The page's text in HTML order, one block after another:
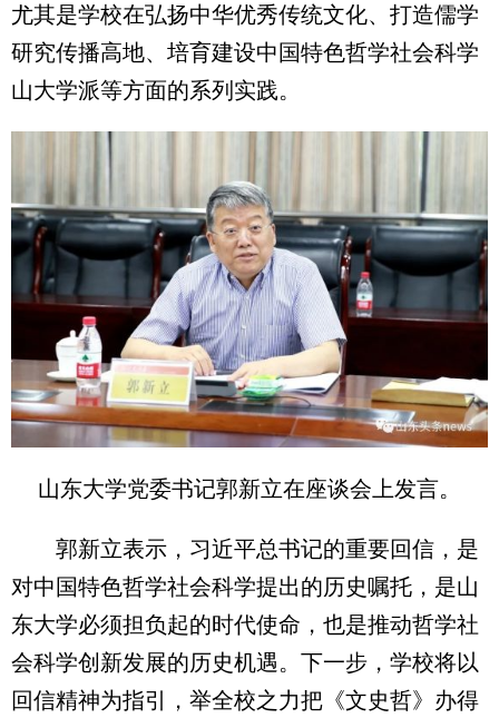
尤其是学校在弘扬中华优秀传统文化、打造儒学
研究传播高地、培育建设中国特色哲学社会科学
山大学派等方面的系列实践。
山东大学党委书记郭新立在座谈会上发言。
郭新立表示，习近平总书记的重要回信，是
对中国特色哲学社会科学提出的历史嘱托，是山
东大学必须担负起的时代使命，也是推动哲学社
会科学创新发展的历史机遇。下一步，学校将以
回信精神为指引，举全校之力把《文史哲》办得